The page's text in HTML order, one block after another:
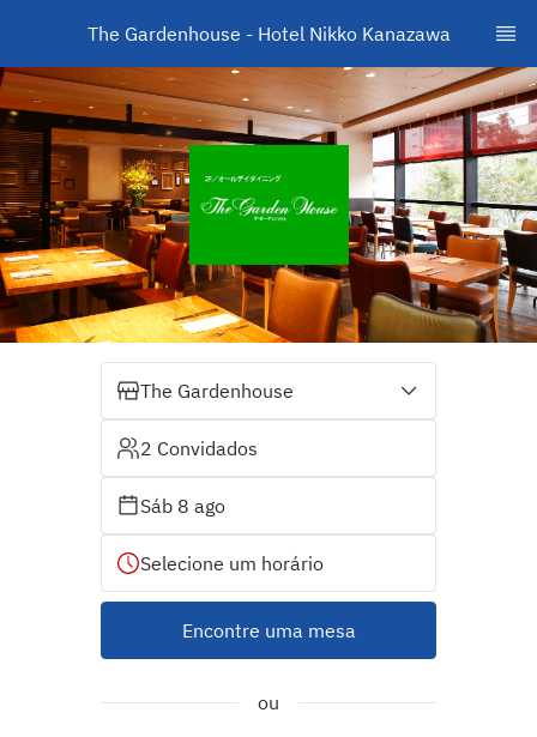
The Gardenhouse - Hotel Nikko Kanazawa
The Gardenhouse
2 Convidados
Sáb 8 ago
Selecione um horário
Encontre uma mesa
ou